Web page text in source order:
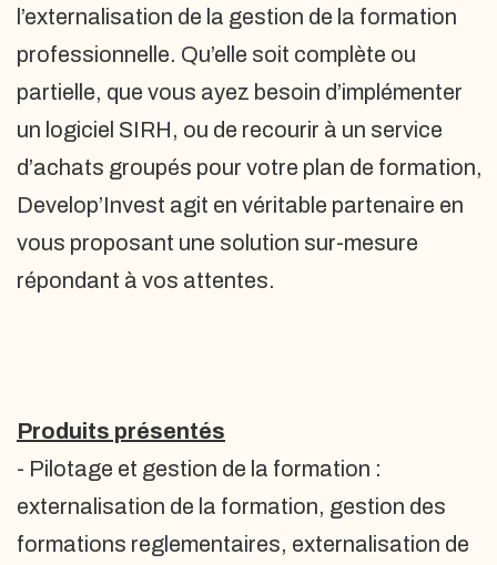
l’externalisation de la gestion de la formation
professionnelle. Qu’elle soit complète ou
partielle, que vous ayez besoin d’implémenter
un logiciel SIRH, ou de recourir à un service
d’achats groupés pour votre plan de formation,
Develop’Invest agit en véritable partenaire en
vous proposant une solution sur-mesure
répondant à vos attentes.
Produits présentés
- Pilotage et gestion de la formation :
externalisation de la formation, gestion des
formations reglementaires, externalisation de